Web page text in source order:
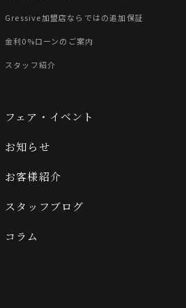
Gressive加盟店ならではの追加保証
金利0%ローンのご案内
スタッフ紹介
フェア・イベント
お知らせ
お客様紹介
スタッフブログ
コラム